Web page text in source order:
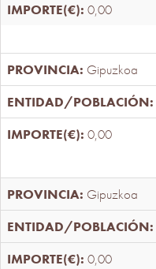
0,00
Gipuzkoa
0,00
Gipuzkoa
0,00